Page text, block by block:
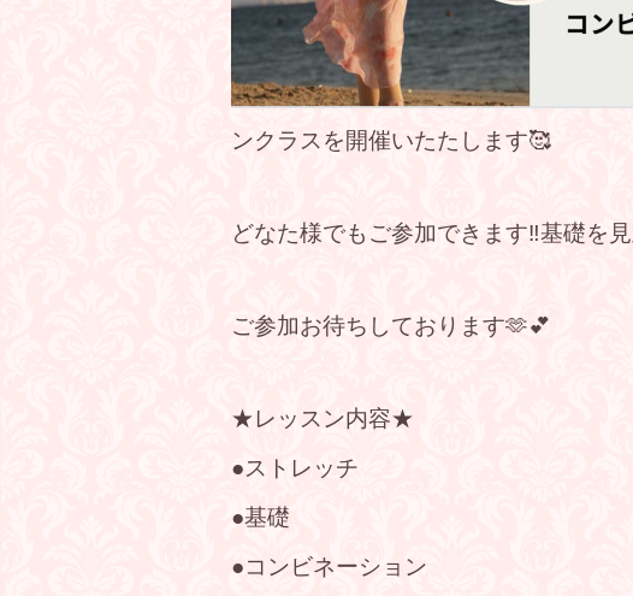
ンクラスを開催いたたします🥰
どなた様でもご参加できます‼️基礎を
ご参加お待ちしております🫶💕
★レッスン内容★
●ストレッチ
●基礎
●コンビネーション